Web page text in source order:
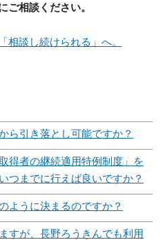
ご相談ください。
相談し続けられる」へ。
ら引き落とし可能ですか？
得者の継続適用特例制度」を
つまでに行えば良いですか？
ように決まるのですか？
すが、長野ろうきんでも利用